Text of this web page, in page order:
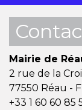
Mairie de
2 rue de la
77550 Réau -
+33 1 60 60 85